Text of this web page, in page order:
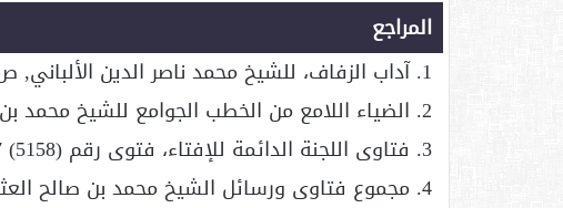
المراجع
1. آداب الزفاف، للشيخ محمد ناصر الدين الألباني, ص(140).
2. الضياء اللامع من الخطب الجوامع للشيخ محمد بن صالح العثيمين (2/246).
3. فتاوى اللجنة الدائمة للإفتاء، فتوى رقم (5158) 19/147.
4. مجموع فتاوى ورسائل الشيخ محمد بن صالح العثيمين, (18/100).